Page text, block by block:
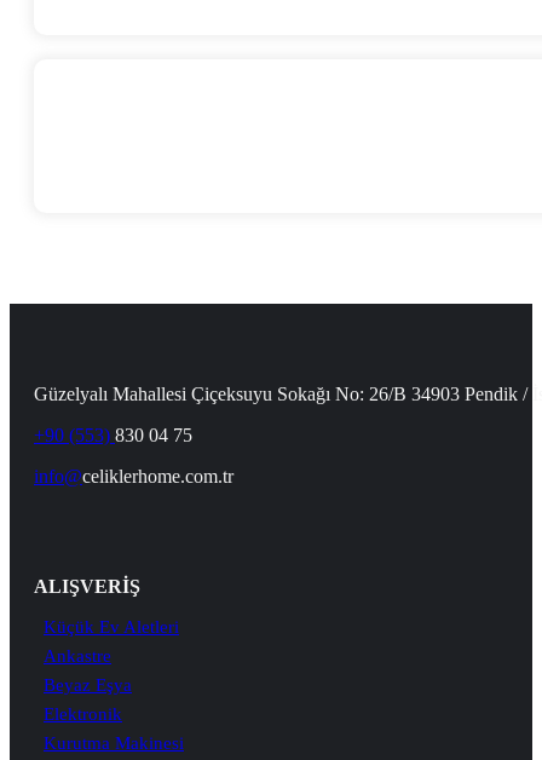
Güzelyalı Mahallesi Çiçeksuyu Sokağı No: 26/B 34903 Pendik /
+90 (553) 830 04 75
info@celiklerhome.com.tr
ALIŞVERİŞ
Küçük Ev Aletleri
Ankastre
Beyaz Eşya
Elektronik
Kurutma Makinesi